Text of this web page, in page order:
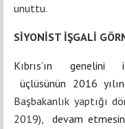
unuttu.
SİYONİST İŞGALİ
Kıbrıs’ın genelini
üçlüsünün 2016
Başbakanlık yaptığı
2019),
devam